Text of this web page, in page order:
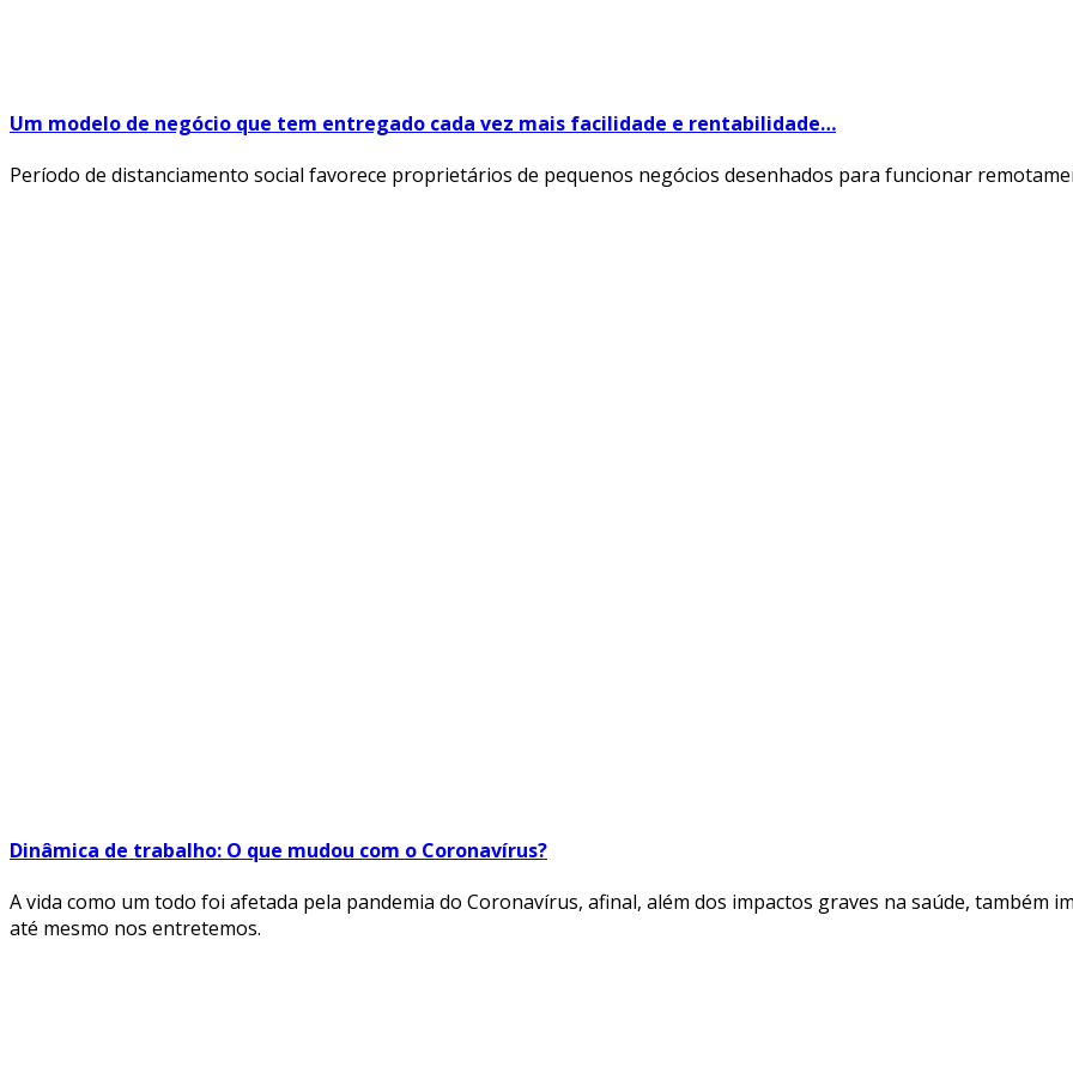
Um modelo de negócio que tem entregado cada vez mais facilidade e rentabilidade…
Período de distanciamento social favorece proprietários de pequenos negócios desenhados para funcionar
Dinâmica de trabalho: O que mudou com o Coronavírus?
A vida como um todo foi afetada pela pandemia do Coronavírus, afinal, além dos impactos graves na saúde, também
até mesmo nos entretemos.